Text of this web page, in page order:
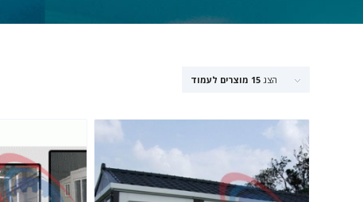
הצג 15 מוצרים לעמוד